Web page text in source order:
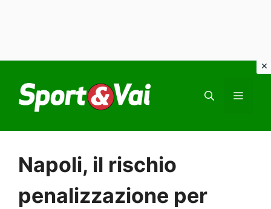
contenuto
Napoli, il rischio
penalizzazione per